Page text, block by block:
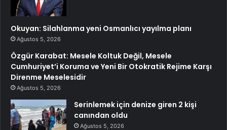
Okuyan: Silahlanma yeni Osmanlıcı yayılma planı
Ağustos 5, 2026
Özgür Karabat: Mesele Koltuk Değil, Mesele
Cumhuriyet’i Koruma ve Yeni Bir Otokratik Rejime Karşı
Direnme Meselesidir
Ağustos 5, 2026
Serinlemek için denize giren 2 kişi
canından oldu
Ağustos 5, 2026